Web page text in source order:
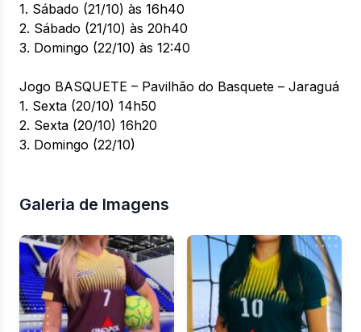
1. Sábado (21/10) às 16h40
2. Sábado (21/10) às 20h40
3. Domingo (22/10) às 12:40
Jogo BASQUETE – Pavilhão do Basquete – Jaraguá
1. Sexta (20/10) 14h50
2. Sexta (20/10) 16h20
3. Domingo (22/10)
Galeria de Imagens